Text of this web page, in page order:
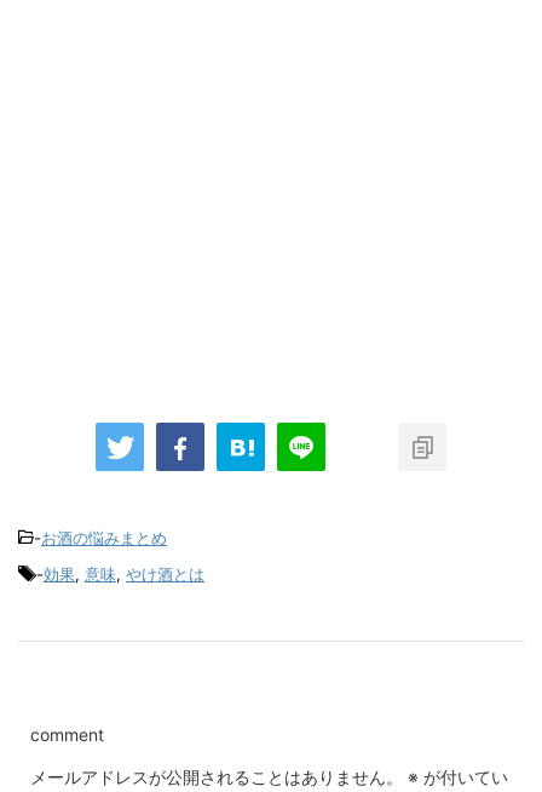
-お酒の悩みまとめ
-効果, 意味, やけ酒とは
comment
メールアドレスが公開されることはありません。 ※ が付いてい